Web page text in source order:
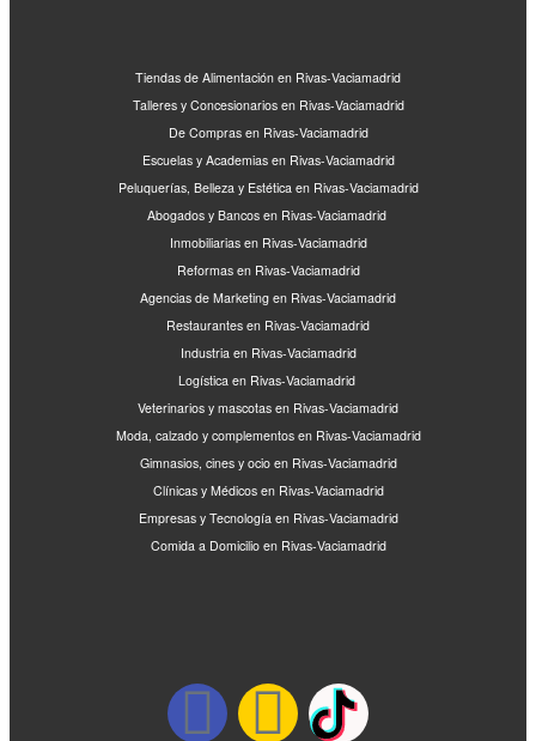
Tiendas de Alimentación en Rivas-Vaciamadrid
Talleres y Concesionarios en Rivas-Vaciamadrid
De Compras en Rivas-Vaciamadrid
Escuelas y Academias en Rivas-Vaciamadrid
Peluquerías, Belleza y Estética en Rivas-Vaciamadrid
Abogados y Bancos en Rivas-Vaciamadrid
Inmobiliarias en Rivas-Vaciamadrid
Reformas en Rivas-Vaciamadrid
Agencias de Marketing en Rivas-Vaciamadrid
Restaurantes en Rivas-Vaciamadrid
Industria en Rivas-Vaciamadrid
Logística en Rivas-Vaciamadrid
Veterinarios y mascotas en Rivas-Vaciamadrid
Moda, calzado y complementos en Rivas-Vaciamadrid
Gimnasios, cines y ocio en Rivas-Vaciamadrid
Clínicas y Médicos en Rivas-Vaciamadrid
Empresas y Tecnología en Rivas-Vaciamadrid
Comida a Domicilio en Rivas-Vaciamadrid